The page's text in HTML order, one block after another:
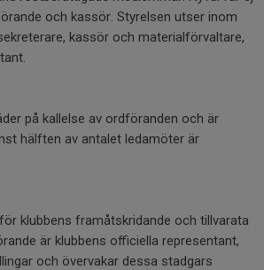
och kassör. Styrelsen utser inom
kassör och materialförvaltare,
på kallelse av ordföranden och är
hälften av antalet ledamöter är
klubbens framåtskridande och tillvarata
är klubbens officiella representant,
och övervakar dessa stadgars